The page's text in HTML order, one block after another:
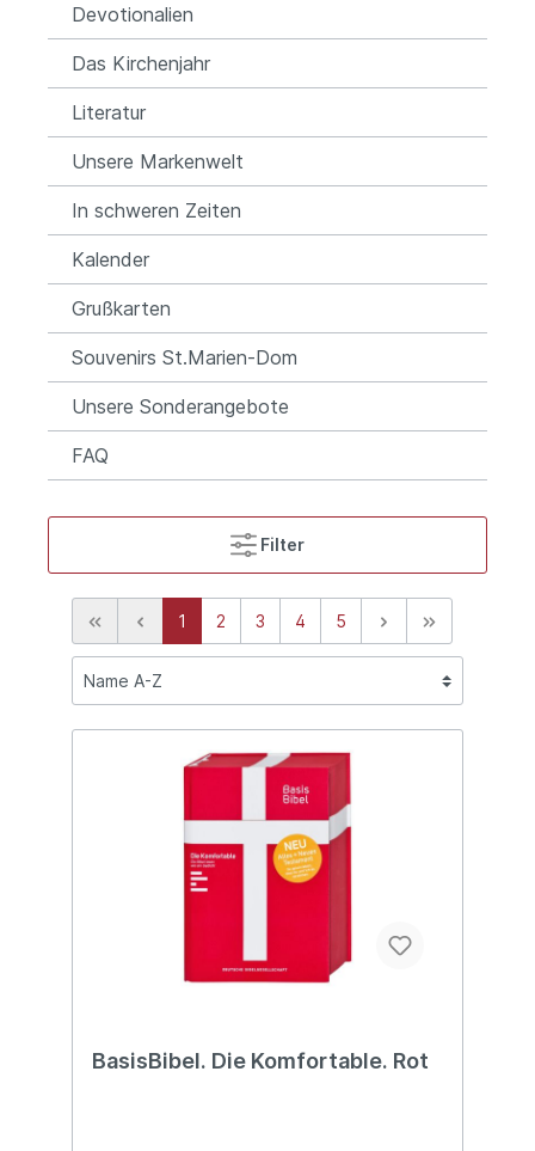
Devotionalien
Das Kirchenjahr
Literatur
Unsere Markenwelt
In schweren Zeiten
Kalender
Grußkarten
Souvenirs St.Marien-Dom
Unsere Sonderangebote
FAQ
Filter
1 2 3 4 5
BasisBibel. Die Komfortable. Rot